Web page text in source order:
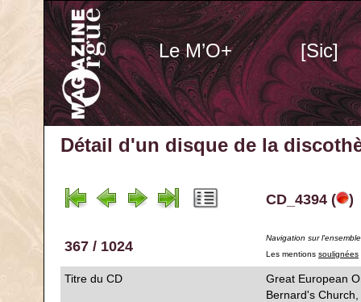
Le M’O+ [Sic]
Détail d'un disque de la
CD_4394 ( )
367 / 1024
Navigation sur
Les mentions soulignées
Titre du CD
Great European
Bernard's